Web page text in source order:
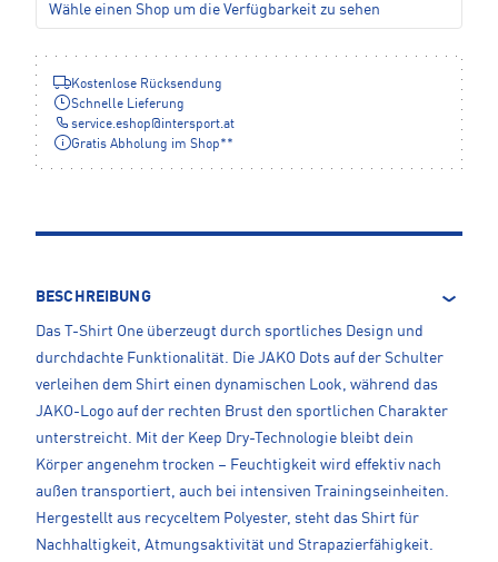
Wähle einen Shop um die Verfügbarkeit zu sehen
Kostenlose Rücksendung
Schnelle Lieferung
service.eshop@intersport.at
Gratis Abholung im Shop**
BESCHREIBUNG
Das T-Shirt One überzeugt durch sportliches Design und
durchdachte Funktionalität. Die JAKO Dots auf der Schulter
verleihen dem Shirt einen dynamischen Look, während das
JAKO-Logo auf der rechten Brust den sportlichen Charakter
unterstreicht. Mit der Keep Dry-Technologie bleibt dein
Körper angenehm trocken – Feuchtigkeit wird effektiv nach
außen transportiert, auch bei intensiven Trainingseinheiten.
Hergestellt aus recyceltem Polyester, steht das Shirt für
Nachhaltigkeit, Atmungsaktivität und Strapazierfähigkeit.